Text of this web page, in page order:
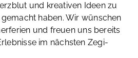
und kreativen Ideen zu
haben. Wir wünschen
und freuen uns bereits
im nächsten Zegi-